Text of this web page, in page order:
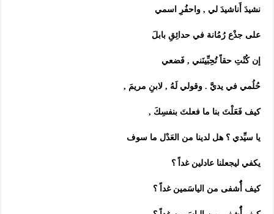
نشيدَ أَناشيدَ لي , واحفُرِ اسمي
على جذْع رُمُانة في حدائِقِ بابلَ
إن كُنْتِ حقاً تُحِبِّينَني , فَضعي
حُلُمي في يديَّ . وقولي لَهُ , لابنِ مريمَ ,
كيف فَعَلْتَ بنا ما فعلتَ بنفسِكَ ,
يا سيِّدي ؟ هل لدينا من العَدْل ما سوف
يكفي ليجعلنا عادلين غداً ؟
كيف أٌُشفى من الياسَمين غداً ؟